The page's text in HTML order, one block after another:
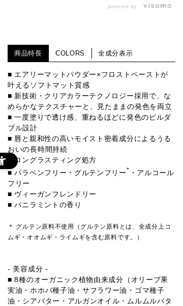
powered by
商品特長 COLORS 全成分表示
■ エアリーマットパウダー×フロストペーストが
叶えるソフトマット質感
■ 新技術・クリアカラーテクノロジー採用で、な
めらかなテクスチャーと、見たままの発色を両立
■ 一度塗りで透け感、重ねるほどに発色のビルダ
ブル設計
■ 唇と親和性の高いモイスト密着成分によるうる
おいの長時間持続
■ ロングラスティング処方
■ パラベンフリー・グルテンフリー* ・アルコール
フリー
■ ヴィーガンフレンドリー
■ バニラミントの香り
＊ グルテン原料不使用（グルテン原料とは、全成分上コ
ムギ・オオムギ・ライムギを含む原料です。）
- 美容成分 -
■ 8種のオーガニック植物由来成分（オリーブ果
実油・ホホバ種子油・サフラワー油・ゴマ種子
油・シアバター・アルガンオイル・ムルムルバタ